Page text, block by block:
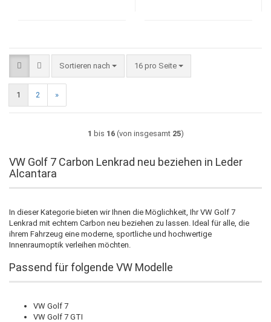
Sortieren nach
Sortieren nach 16 pro Seite
pro Seite
1 2 »
1 bis 16(von insgesamt 25)
VW Golf 7 Carbon Lenkrad neu beziehen in Leder
Alcantara
In dieser Kategorie bieten wir Ihnen die Möglichkeit, Ihr VW Golf 7
Lenkrad mit echtem Carbon neu beziehen zu lassen. Ideal für alle, die
ihrem Fahrzeug eine moderne, sportliche und hochwertige
Innenraumoptik verleihen möchten.
Passend für folgende VW Modelle
VW Golf 7
VW Golf 7 GTI